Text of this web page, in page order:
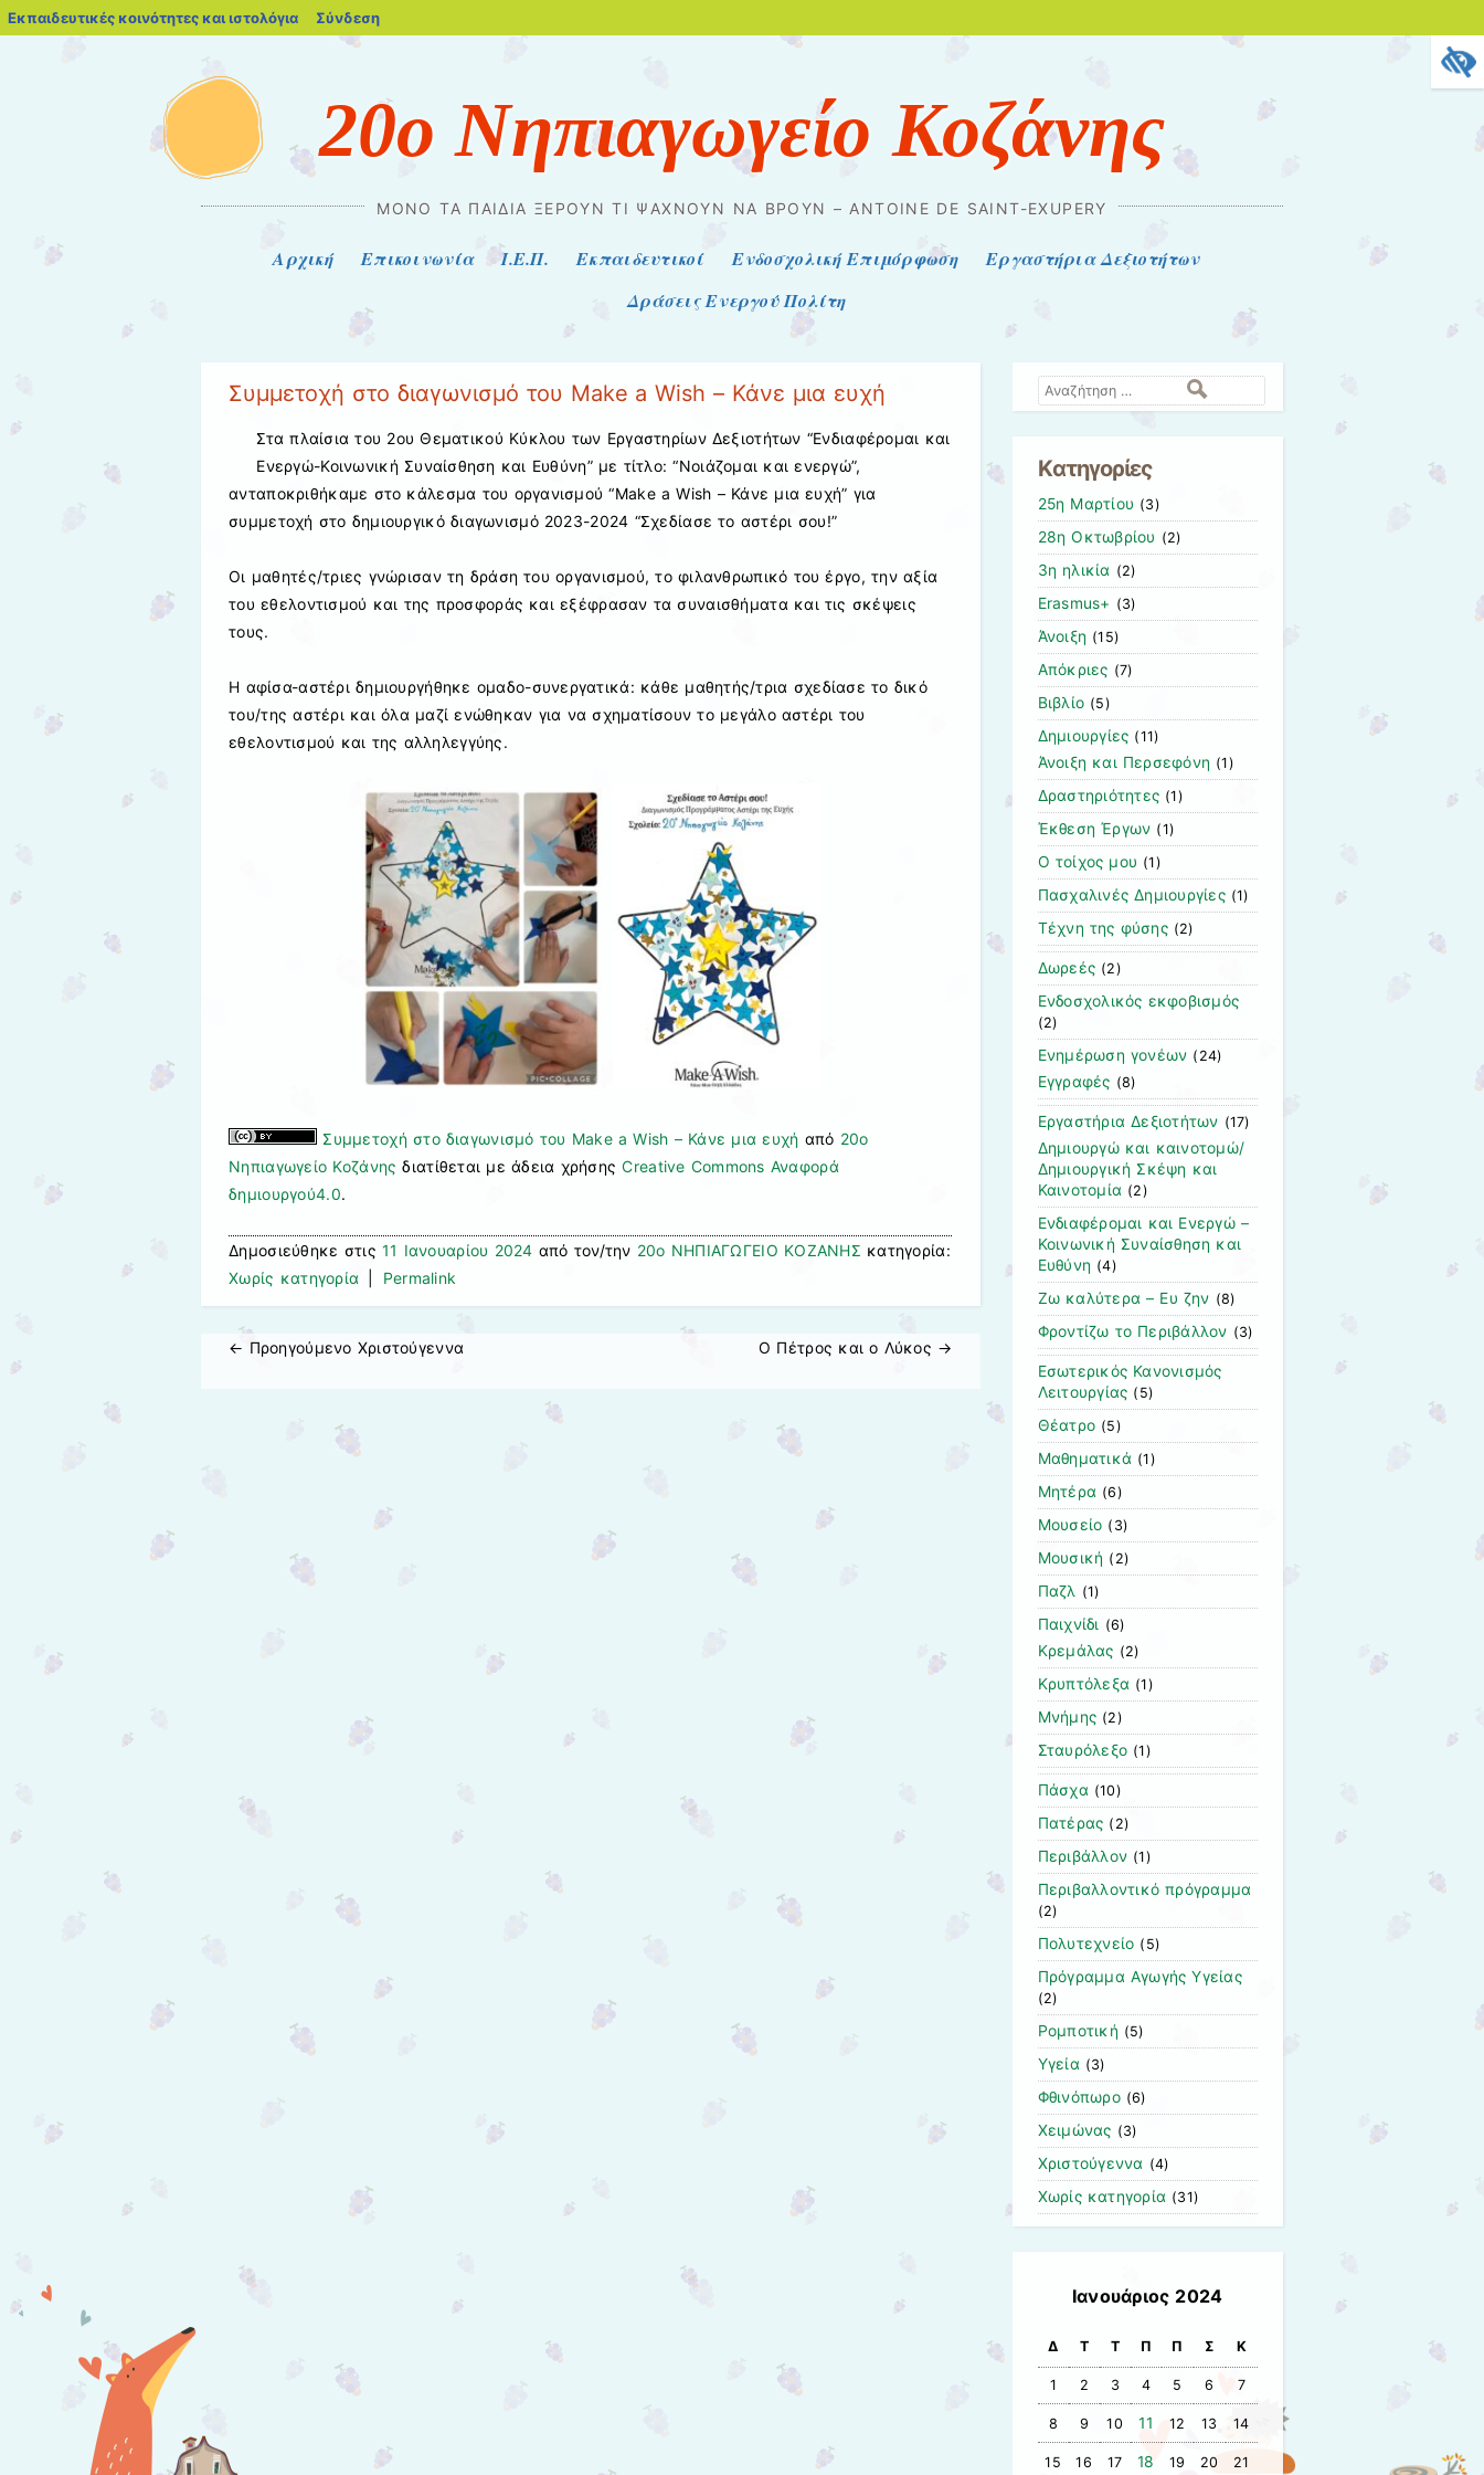
Εκπαιδευτικές κοινότητες και ιστολόγια blogs.sch.gr
Σύνδεση
20ο Νηπιαγωγείο Κοζάνης
ΜΌΝΟ ΤΑ ΠΑΙΔΙΆ ΞΈΡΟΥΝ ΤΙ ΨΆΧΝΟΥΝ ΝΑ ΒΡΟΥΝ – ANTOINE DE SAINT-EXUPERY
Μενού
Μετάβαση στο περιεχόμενο
Αρχική Επικοινωνία Ι.Ε.Π. Εκπαιδευτικοί Ενδοσχολική Επιμόρφωση
Εργαστήρια Δεξιοτήτων
Δράσεις Ενεργού Πολίτη
Συμμετοχή στο διαγωνισμό του Make a Wish – Κάνε μια ευχή
Στα πλαίσια του 2ου Θεματικού Κύκλου των Εργαστηρίων Δεξιοτήτων “Ενδιαφέρομαι και
Ενεργώ-Κοινωνική Συναίσθηση και Ευθύνη” με τίτλο: “Νοιάζομαι και ενεργώ”,
ανταποκριθήκαμε στο κάλεσμα του οργανισμού “Make a Wish – Κάνε μια ευχή” για
συμμετοχή στο δημιουργικό διαγωνισμό 2023-2024 “Σχεδίασε το αστέρι σου!”
Οι μαθητές/τριες γνώρισαν τη δράση του οργανισμού, το φιλανθρωπικό του έργο, την αξία
του εθελοντισμού και της προσφοράς και εξέφρασαν τα συναισθήματα και τις σκέψεις
τους.
Η αφίσα-αστέρι δημιουργήθηκε ομαδο-συνεργατικά: κάθε μαθητής/τρια σχεδίασε το δικό
του/της αστέρι και όλα μαζί ενώθηκαν για να σχηματίσουν το μεγάλο αστέρι του
εθελοντισμού και της αλληλεγγύης.
Συμμετοχή στο διαγωνισμό του Make a Wish – Κάνε μια ευχή από 20ο
Νηπιαγωγείο Κοζάνης διατίθεται με άδεια χρήσηςCreative Commons Αναφορά
δημιουργού4.0.
Δημοσιεύθηκε στις 11 Ιανουαρίου 2024 από τον/την 20ο ΝΗΠΙΑΓΩΓΕΙΟ ΚΟΖΑΝΗΣ κατηγορία:
Χωρίς κατηγορία
Permalink
Πλοήγηση άρθρων
← Προηγούμενo Χριστούγεννα Ο Πέτρος και ο Λύκος →
Αναζήτηση
Kατηγορίες
25η Μαρτίου (3)
28η Οκτωβρίου (2)
3η ηλικία (2)
Erasmus+ (3)
Άνοιξη (15)
Απόκριες (7)
Βιβλίο (5)
Δημιουργίες (11)
Άνοιξη και Περσεφόνη (1)
Δραστηριότητες (1)
Έκθεση Έργων (1)
Ο τοίχος μου (1)
Πασχαλινές Δημιουργίες(1)
Τέχνη της φύσης(2)
Δωρεές (2)
Ενδοσχολικός εκφοβισμός
(2)
Ενημέρωση γονέων (24)
Εγγραφές (8)
Εργαστήρια Δεξιοτήτων (17)
Δημιουργώ και καινοτομώ/
Δημιουργική Σκέψη και
Καινοτομία (2)
Ενδιαφέρομαι και Ενεργώ –
Κοινωνική Συναίσθηση και
Ευθύνη (4)
Ζω καλύτερα – Ευ ζην (8)
Φροντίζω το Περιβάλλον (3)
Εσωτερικός Κανονισμός
Λειτουργίας (5)
Θέατρο (5)
Μαθηματικά (1)
Μητέρα (6)
Μουσείο (3)
Μουσική (2)
Παζλ (1)
Παιχνίδι (6)
Κρεμάλας (2)
Κρυπτόλεξα (1)
Μνήμης (2)
Σταυρόλεξο (1)
Πάσχα (10)
Πατέρας (2)
Περιβάλλον (1)
Περιβαλλοντικό πρόγραμμα
(2)
Πολυτεχνείο (5)
Πρόγραμμα Αγωγής Υγείας
(2)
Ρομποτική (5)
Υγεία (3)
Φθινόπωρο(6)
Χειμώνας (3)
Χριστούγεννα (4)
Χωρίς κατηγορία (31)
Ιανουάριος 2024
Δ Τ Τ Π Π Σ Κ
1 2 3 4 5 6 7
8 9 10 11 12 13 14
15 16 17 18 19 20 21